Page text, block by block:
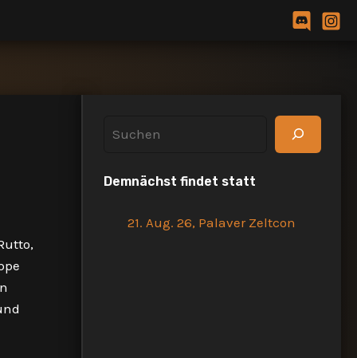
c
Demnächst findet statt
21. Aug. 26, Palaver Zeltcon